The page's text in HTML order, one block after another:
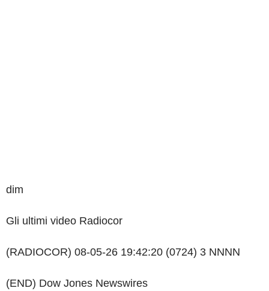
dim
Gli ultimi video Radiocor
(RADIOCOR) 08-05-26 19:42:20 (0724) 3 NNNN
(END) Dow Jones Newswires